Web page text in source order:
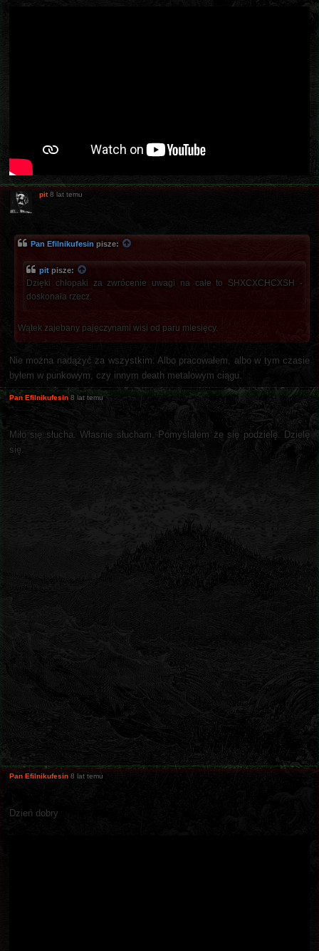
pit 8 lat temu
Pan Efilnikufesin pisze:
pit pisze:
Dzięki chłopaki za zwrócenie uwagi na całe to SHXCXCHCXSH -
doskonała rzecz.
Wątek zajebany pajęczynami wisi od paru miesięcy.
Nie można nadążyć za wszystkim. Albo pracowałem, albo w tym czasie
byłem w punkowym, czy innym death metalowym ciągu.
Pan Efilnikufesin 8 lat temu
Miło się słucha. Własnie słucham. Pomyślałem że się podzielę. Dzielę
się.
Pan Efilnikufesin 8 lat temu
Dzień dobry